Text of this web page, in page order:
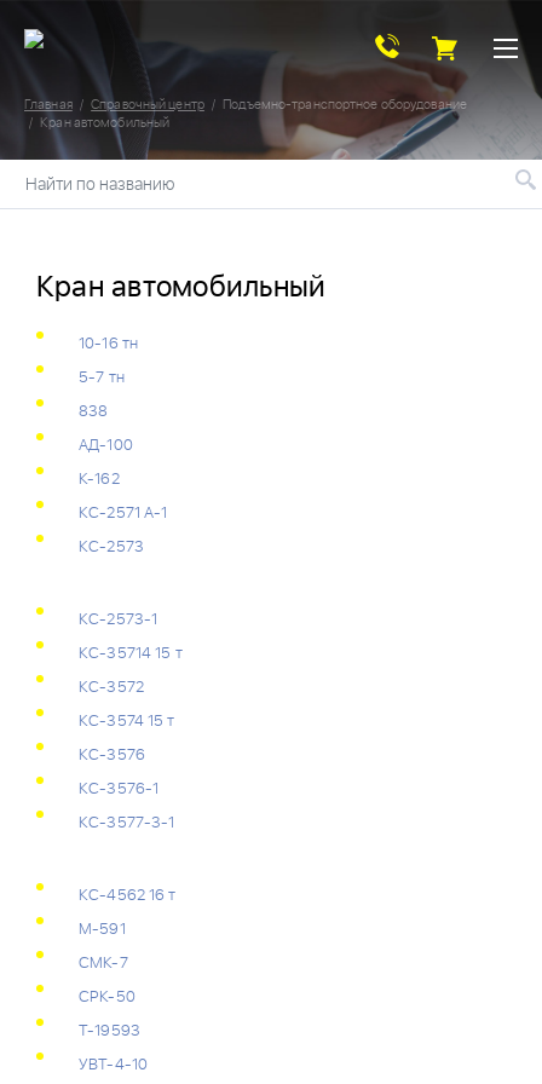
Главная Справочный центр
Подъемно-транспортное оборудование
Кран автомобильный
Найти по названию
Кран автомобильный
10-16 тн
5-7 тн
838
АД-100
К-162
КС-2571 А-1
КС-2573
КС-2573-1
КС-35714 15 т
КС-3572
КС-3574 15 т
КС-3576
КС-3576-1
КС-3577-3-1
КС-4562 16 т
М-591
СМК-7
СРК-50
Т-19593
УВТ-4-10